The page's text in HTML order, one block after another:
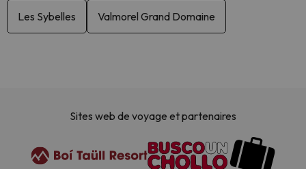
Les Sybelles Valmorel Grand Domaine
Sites web de voyage et partenaires